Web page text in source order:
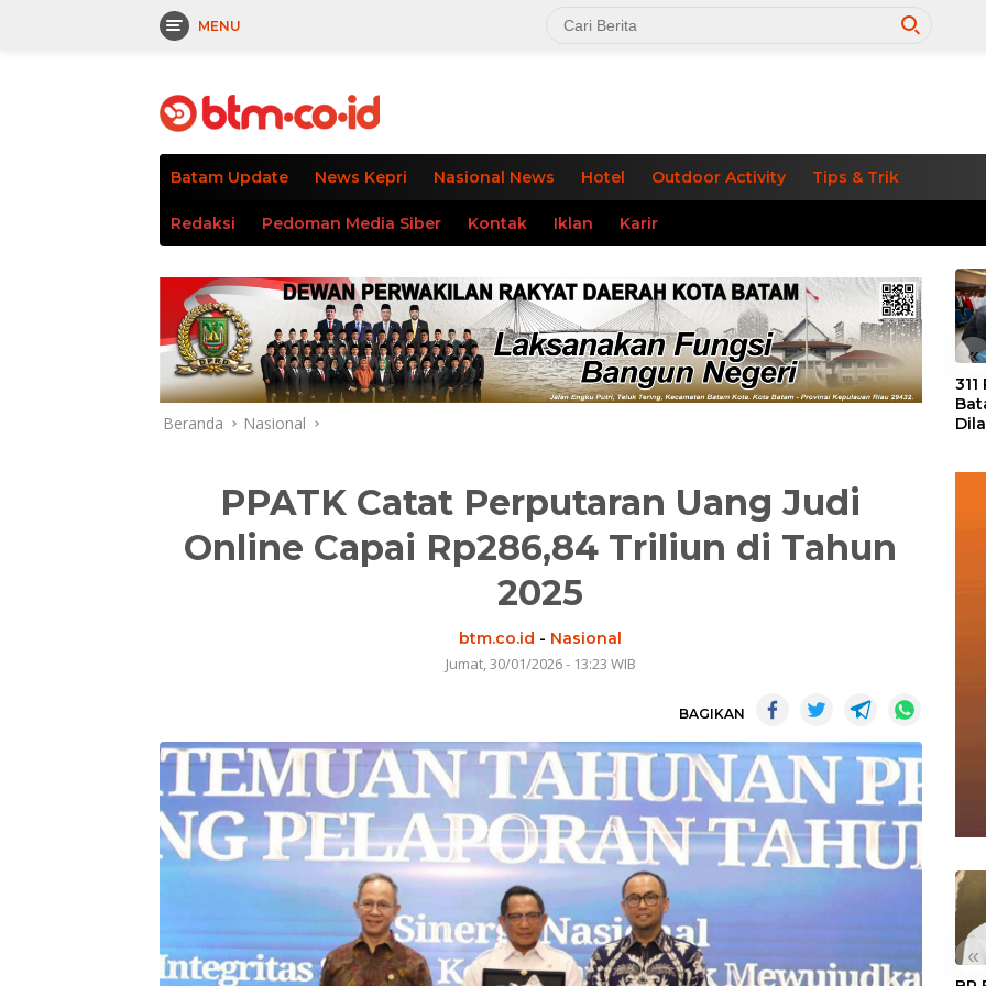
MENU
Batam Update News Kepri Nasional News Hotel Outdoor Activity Tips & Trik
Redaksi Pedoman Media Siber Kontak Iklan Karir
Beranda Nasional
PPATK Catat Perputaran Uang Judi
Online Capai Rp286,84 Triliun di Tahun
2025
btm.co.id - Nasional
Jumat, 30/01/2026 - 13:23 WIB
BAGIKAN
«
«